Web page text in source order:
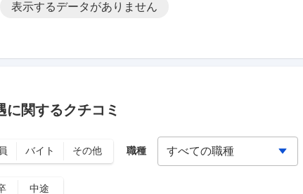
表示するデータがありません
関するクチコミ
バイト その他
中途
職種